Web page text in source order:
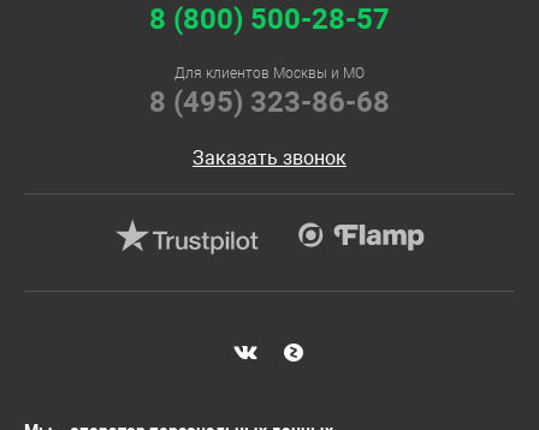
8 (800) 500-28-57
Для клиентов Москвы и МО
8 (495) 323-86-68
Заказать звонок